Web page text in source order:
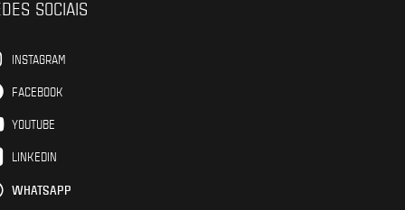
SOCIAIS
INSTAGRAM
FACEBOOK
YOUTUBE
LINKEDIN
WHATSAPP